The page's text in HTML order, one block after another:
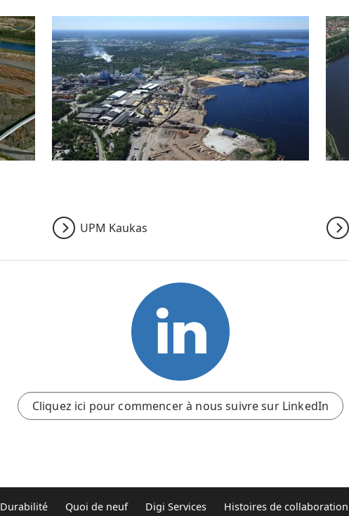
UPM Kaukas
Cliquez ici pour commencer à nous suivre sur LinkedIn
Durabilité Quoi de neuf Digi Services Histoires de collaboration